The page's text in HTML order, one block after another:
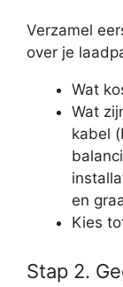
Verzamel
over je
Wat
Wat
kabel
en
Kies
Stap 2.